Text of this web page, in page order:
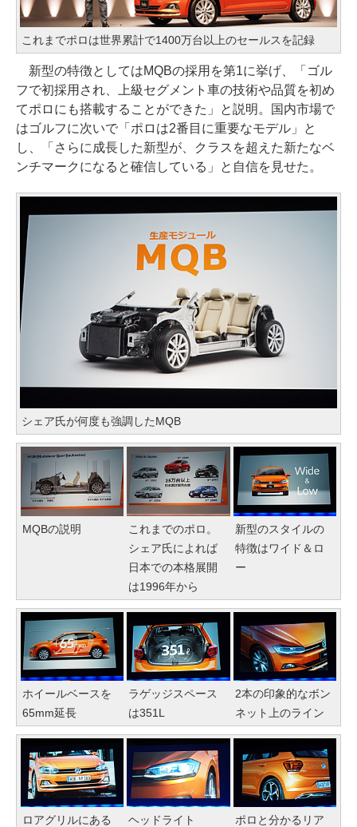
これまでポロは世界累計で1400万台以上のセールスを記録
新型の特徴としてはMQBの採用を第1に挙げ、「ゴル
フで初採用され、上級セグメント車の技術や品質を初め
てポロにも搭載することができた」と説明。国内市場で
はゴルフに次いで「ポロは2番目に重要なモデル」と
し、「さらに成長した新型が、クラスを超えた新たなベ
ンチマークになると確信している」と自信を見せた。
シェア氏が何度も強調したMQB
MQBの説明
これまでのポロ。
シェア氏によれば
日本での本格展開
は1996年から
新型のスタイルの
特徴はワイド＆ロ
ー
ホイールベースを
65mm延長
ラゲッジスペース
は351L
2本の印象的なボン
ネット上のライン
ロアグリルにある ヘッドライト ポロと分かるリア